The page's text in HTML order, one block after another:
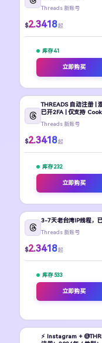
Threads 新账号
$2.3418 起
库存 41
立即购买
THREADS 自动注册 |
已开2FA | 仅支持
Threads 新账号
$2.3418 起
库存 232
立即购买
3-7天老台湾IP线程，
Threads 新账号
$2.3418 起
库存 533
立即购买
⚡ Instagram +